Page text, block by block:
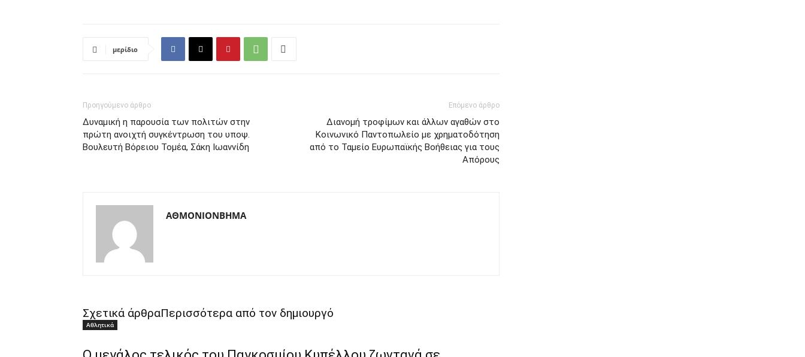
μερίδιο
Προηγούμενο άρθρο
Δυναμική η παρουσία των πολιτών στην
πρώτη ανοιχτή συγκέντρωση του υποψ.
Βουλευτή Βόρειου Τομέα, Σάκη Ιωαννίδη
Επόμενο άρθρο
Διανομή τροφίμων και άλλων αγαθών στο
Κοινωνικό Παντοπωλείο με χρηματοδότηση
από το Ταμείο Ευρωπαϊκής Βοήθειας για τους
Απόρους
ΑΘΜΟΝΙΟΝΒΗΜΑ
Σχετικά άρθραΠερισσότερα από τον δημιουργό
Αθλητικά